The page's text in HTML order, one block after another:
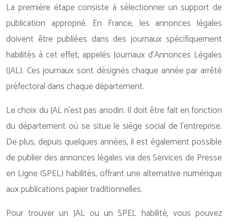
La première étape consiste à sélectionner un support de
publication approprié. En France, les annonces légales
doivent être publiées dans des journaux spécifiquement
habilités à cet effet, appelés Journaux d’Annonces Légales
(JAL). Ces journaux sont désignés chaque année par arrêté
préfectoral dans chaque département.
Le choix du JAL n’est pas anodin. Il doit être fait en fonction
du département où se situe le siège social de l’entreprise.
De plus, depuis quelques années, il est également possible
de publier des annonces légales via des Services de Presse
en Ligne (SPEL) habilités, offrant une alternative numérique
aux publications papier traditionnelles.
Pour trouver un JAL ou un SPEL habilité, vous pouvez